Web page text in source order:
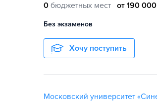
0 бюджетных мест от 190
Без экзаменов
Хочу поступить
Московский университет